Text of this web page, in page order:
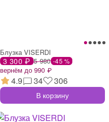
Блузка VISERDI
3 300 ₽ 5 980 -45 %
вернём до 990 ₽
4.9 34 306
В корзину